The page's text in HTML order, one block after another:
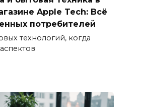
Apple Tech: Всё
потребителей
технологий, когда